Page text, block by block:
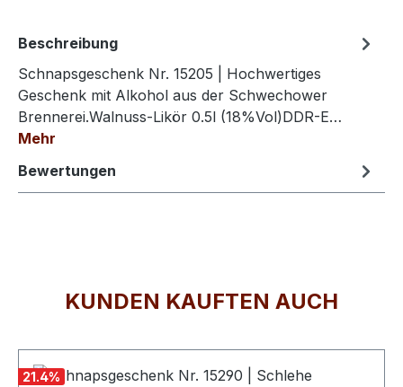
Beschreibung
Schnapsgeschenk Nr. 15205 | Hochwertiges
Geschenk mit Alkohol aus der Schwechower
Brennerei.Walnuss-Likör 0.5l (18%Vol)DDR-E…
Mehr
Bewertungen
KUNDEN KAUFTEN AUCH
21.4%